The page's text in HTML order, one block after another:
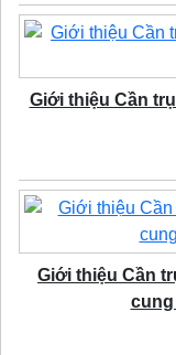
Giới thiệu Cần
Giới thiệu Cần
cung